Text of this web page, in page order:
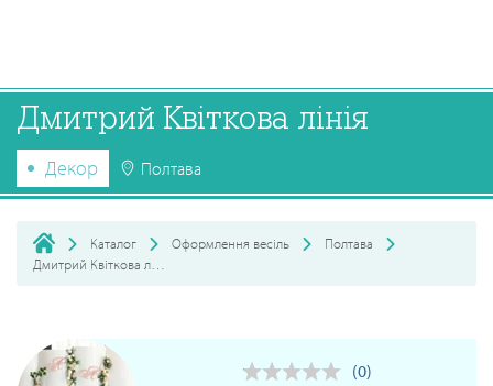
Дмитрий Квіткова лінія
Декор Полтава
Каталог Оформлення весіль
Полтава
(0)